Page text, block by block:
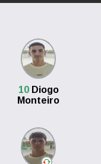
10Diogo
Monteiro